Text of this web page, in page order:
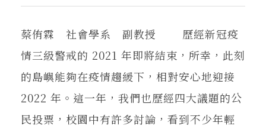
蔡侑霖 社會學系 副教授 歷經新冠疫
情三級警戒的 2021 年即將結束，所幸，此刻
的島嶼能夠在疫情趨緩下，相對安心地迎接
2022 年。這一年，我們也歷經四大議題的公
民投票，校園中有許多討論，看到不少年輕